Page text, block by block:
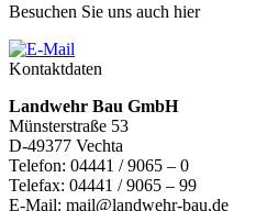
Besuchen Sie uns auch hier
Kontaktdaten
Landwehr Bau GmbH
Münsterstraße 53
D-49377 Vechta
Telefon: 04441 / 9065 – 0
Telefax: 04441 / 9065 – 99
E-Mail: mail@landwehr-bau.de